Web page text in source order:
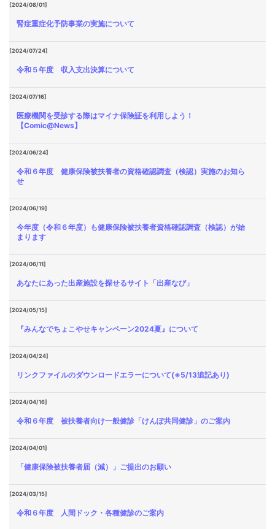
[2024/08/01]
腎症重症化予防事業の実施について
[2024/07/24]
令和５年度 収入支出決算について
[2024/07/16]
医療機関を受診する際はマイナ保険証を利用しよう！
【Comic@News】
[2024/06/24]
令和６年度 健康保険被扶養者の資格確認調査（検認）実施のお知ら
せ
[2024/06/19]
今年度（令和６年度）も健康保険被扶養者資格確認調査（検認）が始
まります
[2024/06/11]
あなたにあった出産施設を探せるサイト「出産なび」
[2024/05/15]
『みんなでちょこやせキャンペーン2024夏』について
[2024/04/24]
リンクファイルのダウンロードエラーについて(※5/13追記あり)
[2024/04/16]
令和６年度 被扶養者向け一般健診「けんぽ共同健診」のご案内
[2024/04/01]
「健康保険被扶養者届（減）」ご提出のお願い
[2024/03/15]
令和６年度 人間ドック・各種健診のご案内